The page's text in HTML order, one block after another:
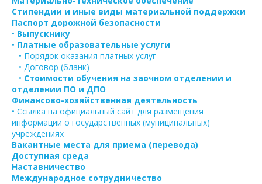
Стипендии и иные виды материальной поддержки
Паспорт дорожной безопасности
• Выпускнику
• Платные образовательные услуги
• Порядок оказания платных услуг
• Договор (бланк)
• Стоимости обучения на заочном отделении и
отделении ПО и ДПО
Финансово-хозяйственная деятельность
• Ссылка на официальный сайт для размещения
информации о государственных (муниципальных)
учреждениях
Вакантные места для приема (перевода)
Доступная среда
Наставничество
Международное сотрудничество